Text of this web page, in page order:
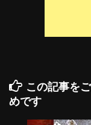
この記事を
めです